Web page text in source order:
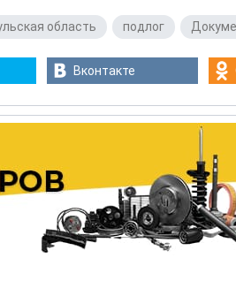
область подлог
Вконтакте